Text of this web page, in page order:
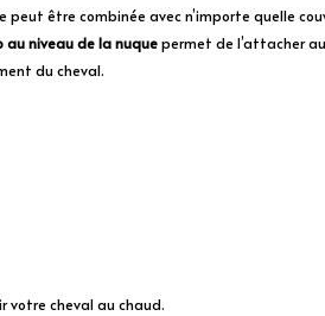
peut être combinée avec n’importe quelle
au niveau de la nuquepermet de l’attacher
du cheval.
votre cheval au chaud.